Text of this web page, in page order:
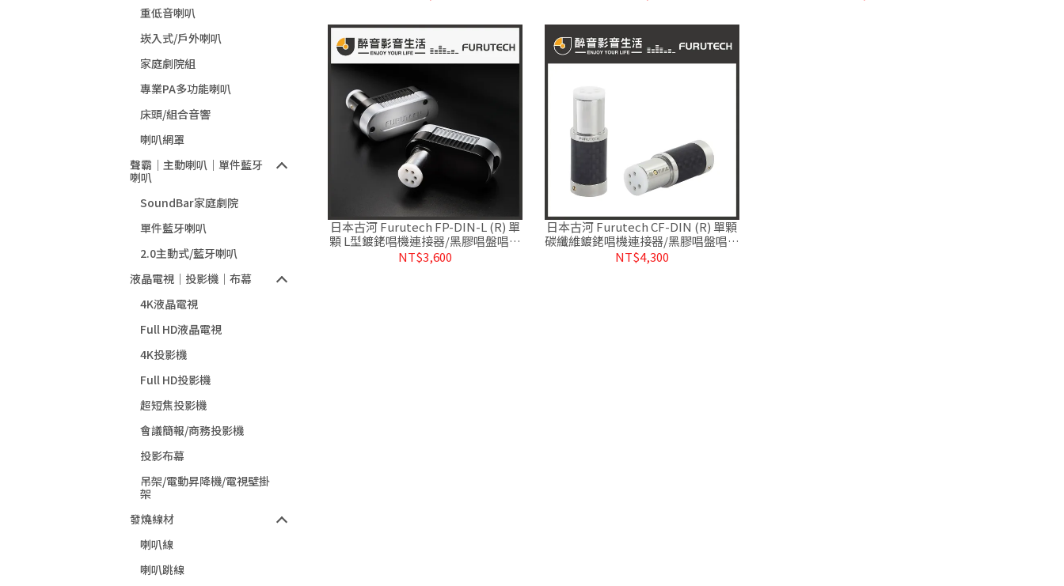
重低音喇叭
崁入式/戶外喇叭
家庭劇院組
專業PA多功能喇叭
床頭/組合音響
喇叭網罩
聲霸｜主動喇叭｜單件藍牙
喇叭
SoundBar家庭劇院
單件藍牙喇叭
2.0主動式/藍牙喇叭
液晶電視｜投影機｜布幕
4K液晶電視
Full HD液晶電視
4K投影機
Full HD投影機
超短焦投影機
會議簡報/商務投影機
投影布幕
吊架/電動昇降機/電視壁掛
架
發燒線材
喇叭線
喇叭跳線
日本古河 Furutech FP-DIN-L (R) 單
顆 L型鍍銠唱機連接器/黑膠唱盤唱臂
接頭.台灣公司貨
NT$3,600
日本古河 Furutech CF-DIN (R) 單顆
碳纖維鍍銠唱機連接器/黑膠唱盤唱臂
接頭.台灣公司貨
NT$4,300